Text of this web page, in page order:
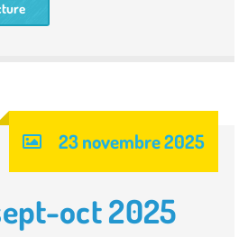
23 novembre 2025
oct 2025